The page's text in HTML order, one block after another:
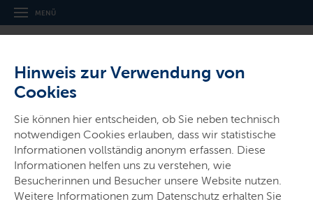
Hinweis zur Verwendung von
Cookies
Sie können hier entscheiden, ob Sie neben technisch
notwendigen Cookies erlauben, dass wir statistische
Informationen vollständig anonym erfassen. Diese
Informationen helfen uns zu verstehen, wie
Besucherinnen und Besucher unsere Website nutzen.
Weitere Informationen zum Datenschutz erhalten Sie
MENÜ
Amtsgericht Itzehoe
Gerichte & Justizbehörden